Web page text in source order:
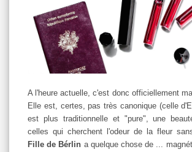
A l'heure actuelle, c'est donc officiellement
Elle est, certes, pas très canonique (celle
est plus traditionnelle et "pure", une
celles qui cherchent l'odeur de la fleur
Fille de Bérlin a quelque chose de ...